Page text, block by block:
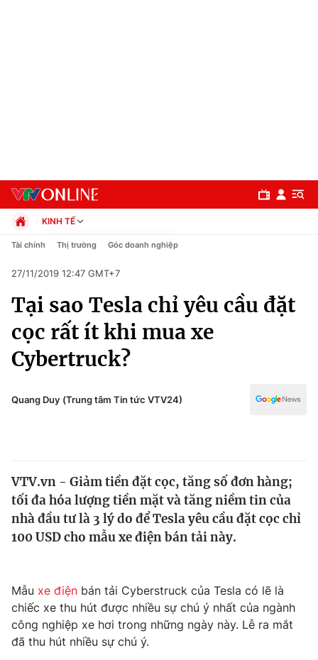
Chuyên mục
Chính trị
Xã hội
Pháp luật
Thế giới
Tin tức
Thế giới đó đây
Kinh tế
Thị trường
Góc doanh nghiệp
Truyền hình
Phim VTV
Giải trí
KINH TẾ
Chính trị
Pháp luật
Kinh tế
Thể thao
Truyền hình
Văn hóa - Giải trí
Công nghệ
Tài chính Thị trường Góc doanh nghiệp
27/11/2019 12:47 GMT+7
Tại sao Tesla chỉ yêu cầu đặt
cọc rất ít khi mua xe
Cybertruck?
Quang Duy (Trung tâm Tin tức VTV24)
VTV.vn - Giảm tiền đặt cọc, tăng số đơn hàng;
tối đa hóa lượng tiền mặt và tăng niềm tin của
nhà đầu tư là 3 lý do để Tesla yêu cầu đặt cọc chỉ
100 USD cho mẫu xe điện bán tải này.
Mẫu xe điện bán tải Cyberstruck của Tesla có lẽ là
chiếc xe thu hút được nhiều sự chú ý nhất của ngành
công nghiệp xe hơi trong những ngày này. Lễ ra mắt
đã thu hút nhiều sự chú ý.